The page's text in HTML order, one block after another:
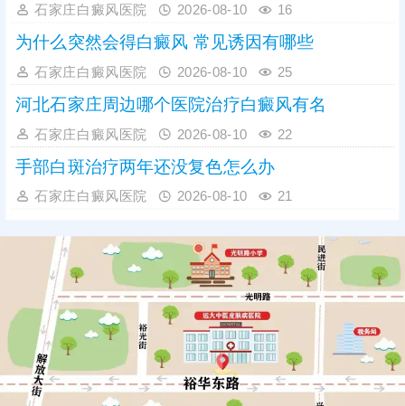
石家庄白癜风医院 2026-08-10 16
为什么突然会得白癜风 常见诱因有哪些
石家庄白癜风医院 2026-08-10 25
河北石家庄周边哪个医院治疗白癜风有名
石家庄白癜风医院 2026-08-10 22
手部白斑治疗两年还没复色怎么办
石家庄白癜风医院 2026-08-10 21